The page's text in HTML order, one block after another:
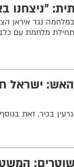
״ניצחנו
נגד איראן
מלחמת עם
ישראל
בכיר, זאת